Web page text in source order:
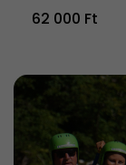
62 000 Ft